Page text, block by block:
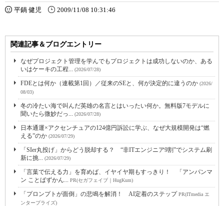
平鍋 健児 2009/11/08 10:31:46
関連記事＆ブログエントリー
なぜプロジェクト管理を学んでもプロジェクトは成功しないのか、ある
いはケーキの工程... (2026/07/28)
FDEとは何か（連載第1回）／従来のSEと、何が決定的に違うのか (2026/
08/03)
冬の冷たい海で叫んだ英雄の名言とはいったい何か。無料版7モデルに
聞いたら微妙だっ... (2026/07/28)
日本通運×アクセンチュアの124億円訴訟に学ぶ、なぜ大規模開発は“燃
える”のか (2026/07/29)
「SIer丸投げ」からどう脱却する？ “非ITエンジニア9割”でシステム刷
新に挑... (2026/07/29)
「言葉で伝える力」を育めば、イヤイヤ期もすっきり！ 「アンパンマ
ン ことばずかん... PR(セガフェイブ｜HugKum)
「プロンプトが面倒」の悲鳴を解消！ AI定着のステップPR(ITmedia エ
ンタープライズ)